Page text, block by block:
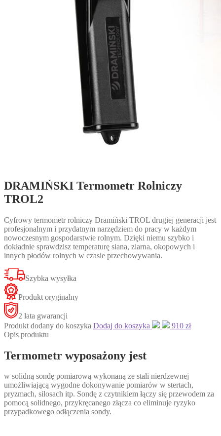
DRAMIŃSKI Termometr Rolniczy
TROL2
Cyfrowy termometr rolniczy Dramiński TROL drugiej generacji jest
profesjonalnym i przydatnym narzędziem do pracy w każdym
nowoczesnym gospodarstwie rolnym. Dzięki niemu szybko i
dokładnie sprawdzisz temperaturę siana, ziarna, okopowych i
innych płodów rolnych w czasie przechowywania.
Szybka wysyłka
Produkt oryginalny
2 lata gwarancji
Produkt dodany do koszyka Dodaj do koszyka
910 zł
Opis produktu
Termometr wyposażony jest
w solidną sondę pomiarową wykonaną ze stali nierdzewnej
umożliwiającą wygodne dokonywanie pomiarów w stertach,
pryzmach, silosach itp. Sondę z czytnikiem łączy się przewodem za
pomocą solidnego, przykręcanego złącza co eliminuje ryzyko
przypadkowego odłączenia sondy.